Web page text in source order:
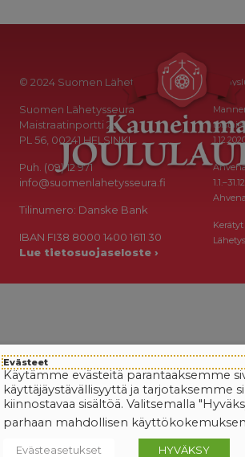
© 2024 Suomen Lähetysseura
Suomen Lähetysseura
Maistraatinportti 2a
PL 56, 00241 HELSINKI
Puh. (09) 12 971
info@suomenlahetysseura.fi
Tilinumero: Danske Bank
IBAN FI38 8000 1400 1611 30
Lue tietosuojaseloste ›
Evästeet
Käytämme evästeitä parantaaksemme
käyttäjäystävällisyyttä ja tarjotaksemme
kiinnostavaa sisältöä. Valitsemalla
parhaan mahdollisen
Evästeasetukset HYVÄKSY